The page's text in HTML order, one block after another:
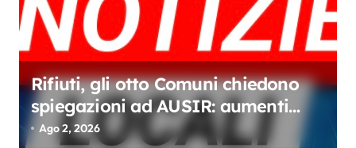
Rifiuti, gli otto Comuni chiedono
spiegazioni ad AUSIR: aumenti
senza miglioramenti
Ago 2, 2026